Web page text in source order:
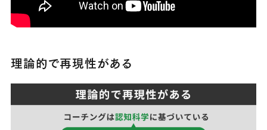
理論的で再現性がある